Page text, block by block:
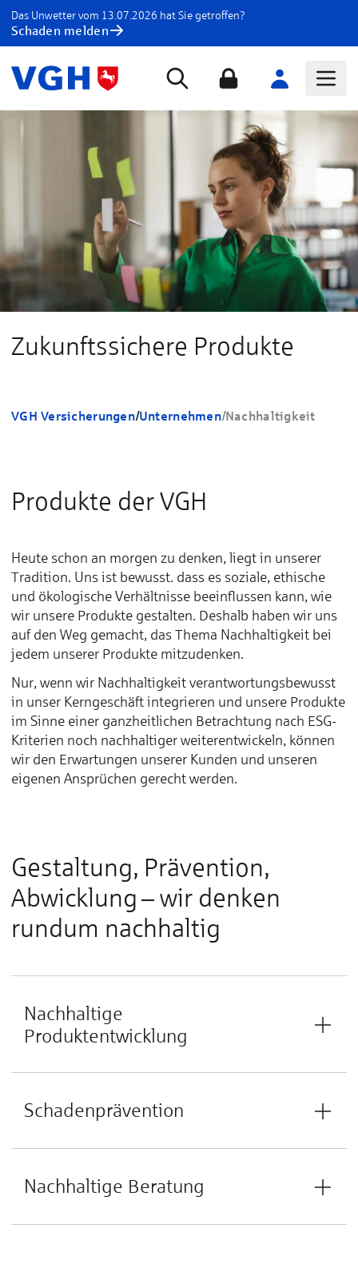
Das Unwetter vom 13.07.2026 hat Sie getroffen?
Schaden melden
Zukunftssichere Produkte
VGH Versicherungen/Unternehmen/Nachhaltigkeit
Produkte der VGH
Heute schon an morgen zu denken, liegt in unserer
Tradition. Uns ist bewusst. dass es soziale, ethische
und ökologische Verhältnisse beeinflussen kann, wie
wir unsere Produkte gestalten. Deshalb haben wir uns
auf den Weg gemacht, das Thema Nachhaltigkeit bei
jedem unserer Produkte mitzudenken.
Nur, wenn wir Nachhaltigkeit verantwortungsbewusst
in unser Kerngeschäft integrieren und unsere Produkte
im Sinne einer ganzheitlichen Betrachtung nach ESG-
Kriterien noch nachhaltiger weiterentwickeln, können
wir den Erwartungen unserer Kunden und unseren
eigenen Ansprüchen gerecht werden.
Gestaltung, Prävention,
Abwicklung – wir denken
rundum nachhaltig
Nachhaltige
Produktentwicklung
Schadenprävention
Nachhaltige Beratung